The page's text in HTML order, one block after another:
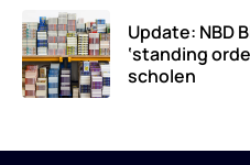
Update: NBD
‘standing
scholen